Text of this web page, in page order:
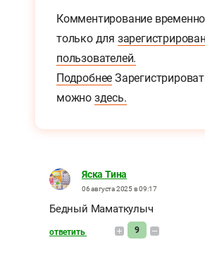
Комментирование
только для
пользователей.
Подробнее
можно здесь.
Яска Тина
06 августа 2025 в 09:17
Бедный Маматкулыч
ответить 9